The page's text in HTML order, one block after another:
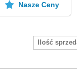
Nasze Ceny
Ilość